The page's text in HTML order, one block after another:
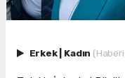
Erkek Kadın